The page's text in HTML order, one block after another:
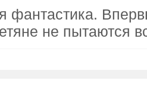
фантастика.
не пытаются